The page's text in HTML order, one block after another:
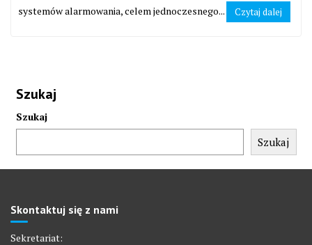
systemów alarmowania, celem jednoczesnego...
Czytaj dalej
Szukaj
Szukaj
Szukaj
Skontaktuj się z nami
Sekretariat: